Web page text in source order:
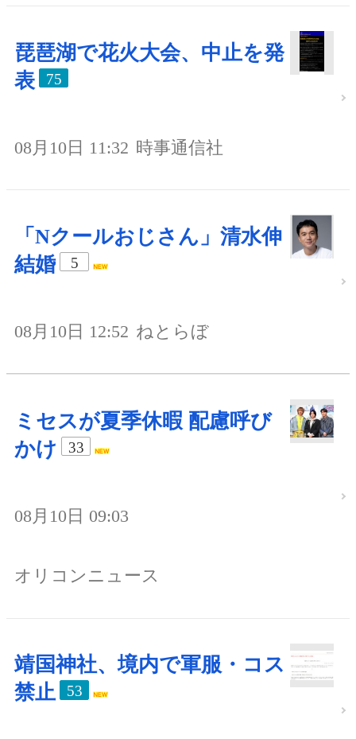
琵琶湖で花火大会、中止を発
表
75
08月10日 11:32 時事通信社
「Nクールおじさん」清水伸
結婚
5
08月10日 12:52 ねとらぼ
ミセスが夏季休暇 配慮呼び
かけ
33
08月10日 09:03
オリコンニュース
靖国神社、境内で軍服・コス
禁止
53